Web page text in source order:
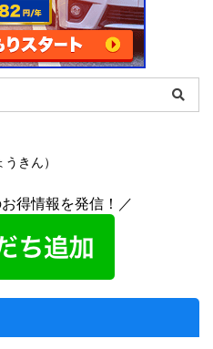
きん）
得情報を発信！／